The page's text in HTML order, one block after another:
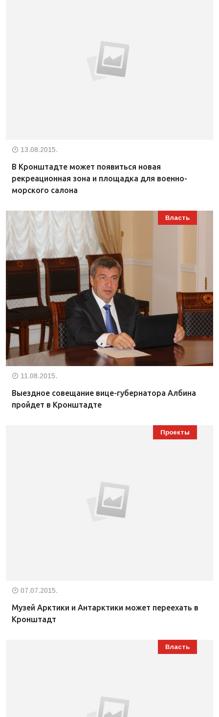
13.08.2015.
В Кронштадте может появиться новая
рекреационная зона и площадка для военно-
морского салона
Власть
11.08.2015.
Выездное совещание вице-губернатора Албина
пройдет в Кронштадте
Проекты
07.07.2015.
Музей Арктики и Антарктики может переехать в
Кронштадт
Власть